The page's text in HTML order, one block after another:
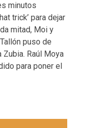
minutos
trick’ para dejar
mitad, Moi y
puso de
Raúl Moya
para poner el